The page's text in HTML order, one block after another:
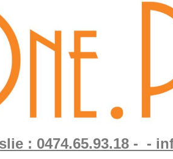
: 0474.65.93.18 - -